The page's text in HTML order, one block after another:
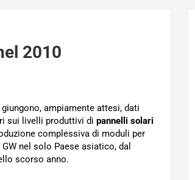
2010
giungono, ampiamente attesi, dati
sui livelli produttivi di pannelli solari
complessiva di moduli per
nel solo Paese asiatico, dal
scorso anno.